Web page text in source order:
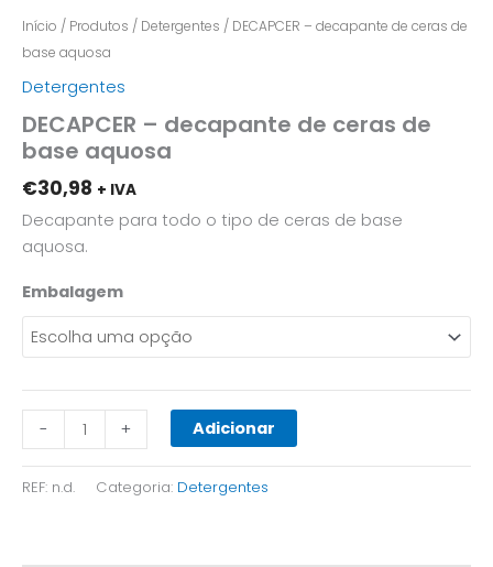
Início / Produtos / Detergentes / DECAPCER – decapante de ceras de
base aquosa
Detergentes
DECAPCER – decapante de ceras de
base aquosa
€30,98 + IVA
Decapante para todo o tipo de ceras de base
aquosa.
Embalagem
- + Adicionar
REF: n.d. Categoria: Detergentes